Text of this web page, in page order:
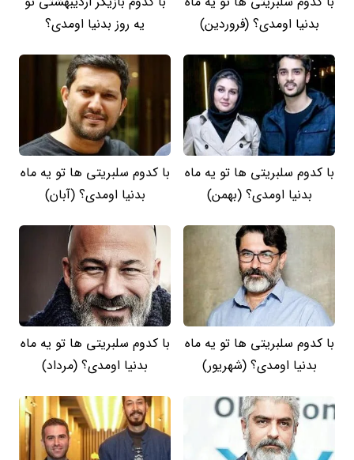
بدنیا اومدی؟ (فروردین)
یه روز بدنیا اومدی؟
با کدوم سلبریتی ها تو یه ماه
بدنیا اومدی؟ (بهمن)
با کدوم سلبریتی ها تو یه ماه
بدنیا اومدی؟ (آبان)
با کدوم سلبریتی ها تو یه ماه
بدنیا اومدی؟ (شهریور)
با کدوم سلبریتی ها تو یه ماه
بدنیا اومدی؟ (مرداد)